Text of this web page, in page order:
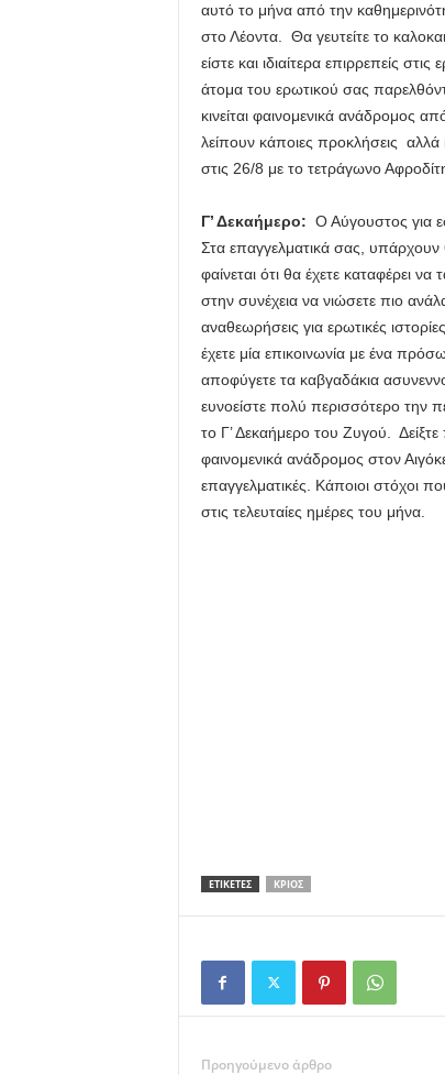
αυτό το μήνα από την
στο Λέοντα. Θα γευτείτε το
είστε και ιδιαίτερα επιρρεπείς
άτομα του ερωτικού σας
κινείται φαινομενικά ανάδρομος
λείπουν κάποιες προκλήσεις
στις 26/8 με το τετράγωνο
Γ’ Δεκαήμερο: Ο Αύγουστος για
Στα επαγγελματικά σας, υπάρχουν
φαίνεται ότι θα έχετε καταφέρει
στην συνέχεια να νιώσετε πιο
αναθεωρήσεις για ερωτικές
έχετε μία επικοινωνία με ένα
αποφύγετε τα καβγαδάκια
ευνοείστε πολύ περισσότερο την
το Γ’ Δεκαήμερο του Ζυγού.
φαινομενικά ανάδρομος στον
επαγγελματικές. Κάποιοι στόχοι
στις τελευταίες ημέρες του μήνα.
ΕΤΙΚΕΤΕΣ ΚΡΙΌΣ
Προηγούμενο άρθρο